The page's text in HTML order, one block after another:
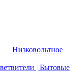
Низковольтное
| Бытовые